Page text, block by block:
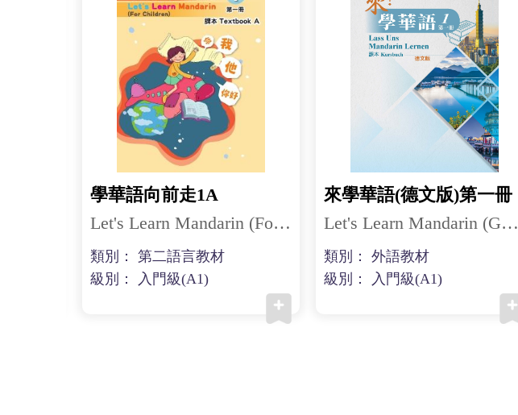
學華語向前走1A
Let's Learn Mandarin (For Children) 1A
類別： 第二語言教材
級別： 入門級(A1)
來學華語(德文版)第一冊
Let's Learn Mandarin (German) 1
類別： 外語教材
級別： 入門級(A1)